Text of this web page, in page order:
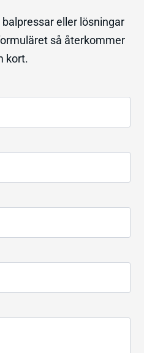
eller lösningar
så återkommer
kort.